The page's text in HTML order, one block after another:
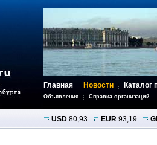
Главная Новости Каталог
Объявления Справка организаций
USD 80,93 EUR 93,19